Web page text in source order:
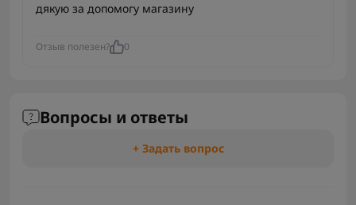
дякую за допомогу магазину
Отзыв полезен? 0
Вопросы и ответы
+ Задать вопрос